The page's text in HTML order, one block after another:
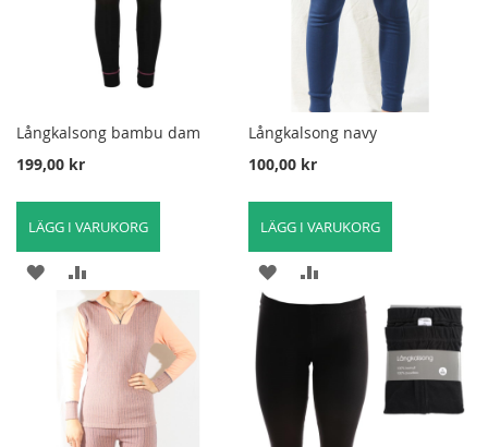
Långkalsong bambu dam
199,00 kr
LÄGG I VARUKORG
LÄGG
TILL
ÖNSKELISTA
TILL
FÖR
ATT
JÄMFÖRA
Långkalsong navy
100,00 kr
LÄGG I VARUKORG
LÄGG
TILL
ÖNSKELISTA
TILL
JÄMFÖRA